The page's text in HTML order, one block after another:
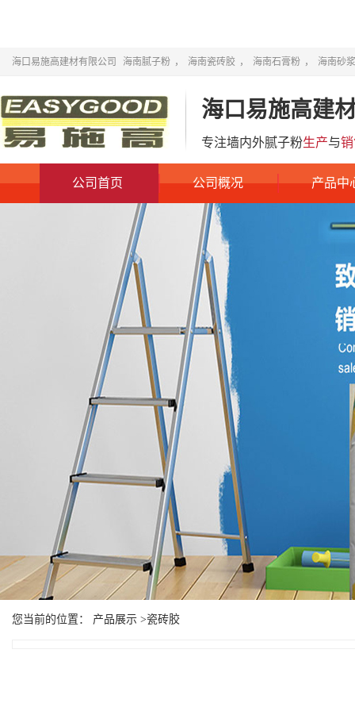
海口易施高建材有限公司 海南腻子粉 ， 海南瓷砖胶 ， 海南石膏粉 ， 海南砂浆
海口易施高建
专注墙内外腻子粉生产与
公司首页 公司概况 产品中
您当前的位置： 产品展示 >瓷砖胶